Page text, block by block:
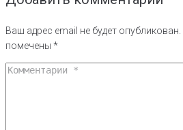
Ваш адрес email не будет опубликован.
помечены *